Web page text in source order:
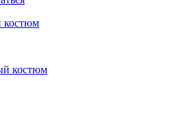
костюм
костюм